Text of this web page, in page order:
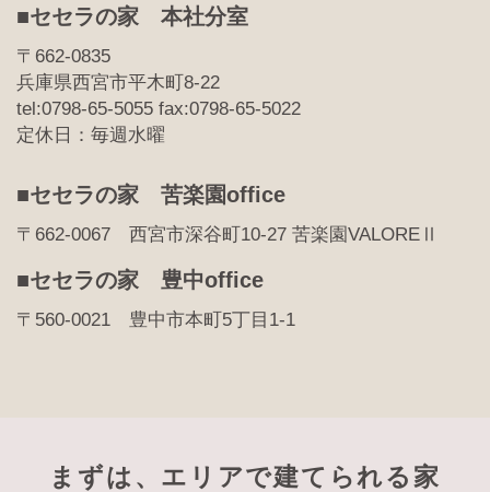
■セセラの家 本社分室
〒662-0835
兵庫県西宮市平木町8-22
tel:0798-65-5055 fax:0798-65-5022
定休日：毎週水曜
■セセラの家 苦楽園office
〒662-0067 西宮市深谷町10-27 苦楽園VALOREⅡ
■セセラの家 豊中office
〒560-0021 豊中市本町5丁目1-1
まずは、エリアで建てられる家